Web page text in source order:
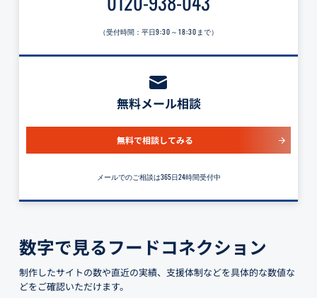
（受付時間：平日9:30～18:30 まで）
無料メール相談
無料で相談してみる
メールでのご相談は365日24時間受付中
数字で見るフードコネクション
制作したサイトの数や直近の実績、支援体制などを具体的な数値な
どをご確認いただけます。